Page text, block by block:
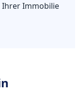
Ihrer Immobilie